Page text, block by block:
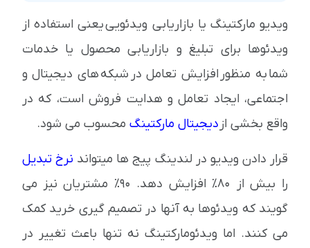
ویدیو مارکتینگ یا بازاریابی ویدئویی یعنی استفاده از
ویدئوها برای تبلیغ و بازاریابی محصول یا خدمات
شما به منظور افزایش تعامل در شبکه های دیجیتال و
اجتماعی، ایجاد تعامل و هدایت فروش است، که در
واقع بخشی از دیجیتال مارکتینگ محسوب می شود.
قرار دادن ویدیو در لندینگ پیج ها میتواند نرخ تبدیل
را بیش از 80٪ افزایش دهد. 90٪ مشتریان نیز می
گویند که ویدئوها به آنها در تصمیم گیری خرید کمک
می کنند. اما ویدئومارکتینگ نه تنها باعث تغییر در